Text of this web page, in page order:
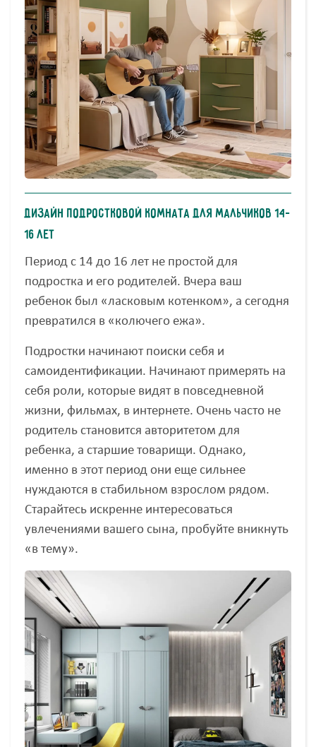
Дизайн подростковой комната для мальчиков 14–
16 лет
Период с 14 до 16 лет не простой для
подростка и его родителей. Вчера ваш
ребенок был «ласковым котенком», а сегодня
превратился в «колючего ежа».
Подростки начинают поиски себя и
самоидентификации. Начинают примерять на
себя роли, которые видят в повседневной
жизни, фильмах, в интернете. Очень часто не
родитель становится авторитетом для
ребенка, а старшие товарищи. Однако,
именно в этот период они еще сильнее
нуждаются в стабильном взрослом рядом.
Старайтесь искренне интересоваться
увлечениями вашего сына, пробуйте вникнуть
«в тему».